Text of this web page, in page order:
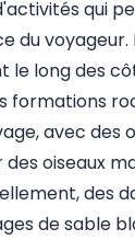
qui
du voyageur.
le long des
formations
avec des
oiseaux
des
de sable